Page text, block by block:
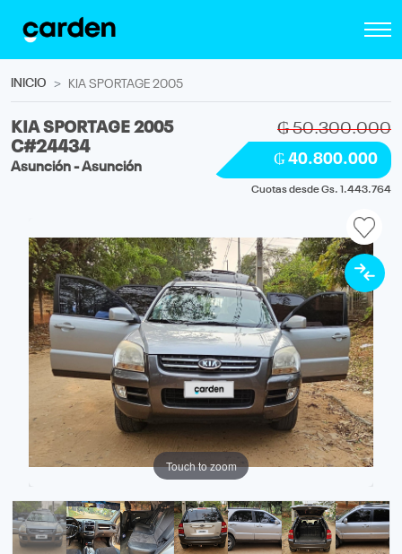
INICIO KIA SPORTAGE 2005
KIA SPORTAGE 2005
C#24434
Asunción - Asunción
₲ 50.300.000
₲ 40.800.000
Cuotas desde Gs. 1.443.764
Touch to zoom